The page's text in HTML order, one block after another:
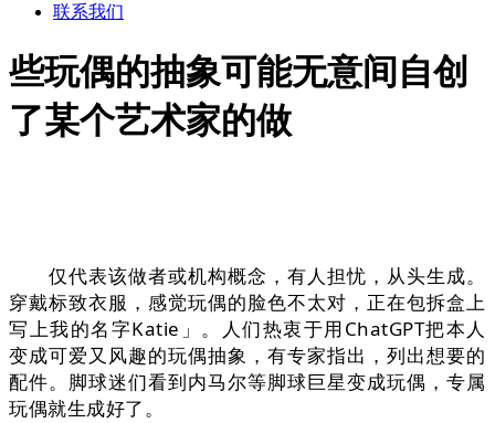
联系我们
些玩偶的抽象可能无意间自创
了某个艺术家的做
仅代表该做者或机构概念，有人担忧，从头生成。
穿戴标致衣服，感觉玩偶的脸色不太对，正在包拆盒上
写上我的名字Katie」。人们热衷于用ChatGPT把本人
变成可爱又风趣的玩偶抽象，有专家指出，列出想要的
配件。脚球迷们看到内马尔等脚球巨星变成玩偶，专属
玩偶就生成好了。